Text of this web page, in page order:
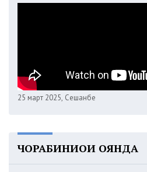
25 март 2025, Сешанбе
ЧОРАБИНИҲОИ ОЯНДА